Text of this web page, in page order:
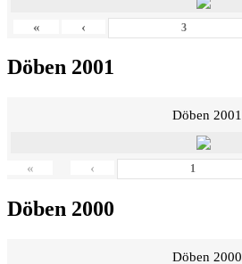
« ‹
Döben 2001
Döben 2001
« ‹
Döben 2000
Döben 2000